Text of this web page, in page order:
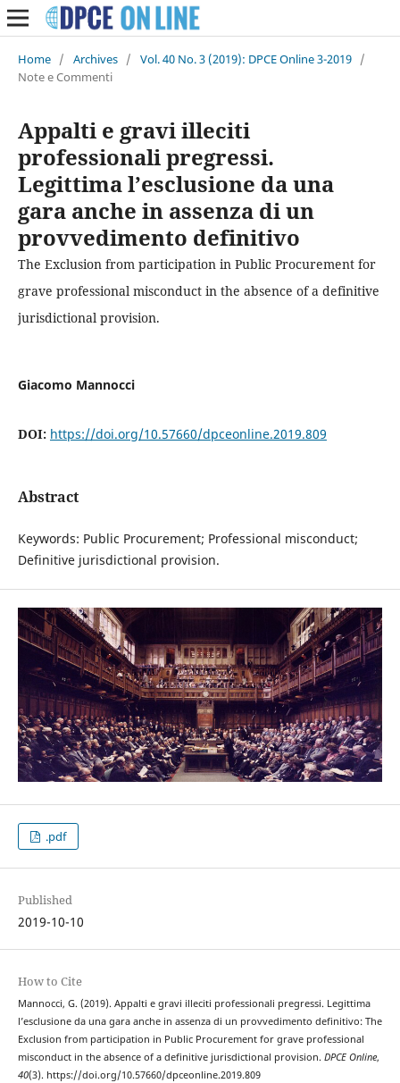
Home / Archives / Vol. 40 No. 3 (2019): DPCE Online 3-2019 /
Note e Commenti
Appalti e gravi illeciti
professionali pregressi.
Legittima l’esclusione da una
gara anche in assenza di un
provvedimento definitivo
The Exclusion from participation in Public Procurement for
grave professional misconduct in the absence of a definitive
jurisdictional provision.
Giacomo Mannocci
DOI: https://doi.org/10.57660/dpceonline.2019.809
Abstract
Keywords: Public Procurement; Professional misconduct;
Definitive jurisdictional provision.
.pdf
Published
2019-10-10
How to Cite
Mannocci, G. (2019). Appalti e gravi illeciti professionali pregressi. Legittima
l’esclusione da una gara anche in assenza di un provvedimento definitivo: The
Exclusion from participation in Public Procurement for grave professional
misconduct in the absence of a definitive jurisdictional provision. DPCE Online,
40(3). https://doi.org/10.57660/dpceonline.2019.809